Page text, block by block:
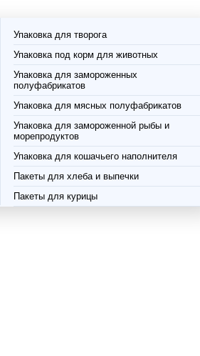
Упаковка для творога
Упаковка под корм для животных
Упаковка для замороженных
полуфабрикатов
Упаковка для мясных полуфабрикатов
Упаковка для замороженной рыбы и
морепродуктов
Упаковка для кошачьего наполнителя
Пакеты для хлеба и выпечки
Пакеты для курицы